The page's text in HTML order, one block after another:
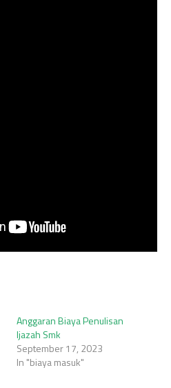
Anggaran Biaya Penulisan
Ijazah Smk
September 17, 2023
In "biaya masuk"